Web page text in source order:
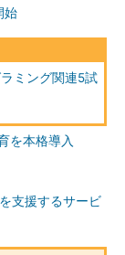
始
ミング関連5試
を本格導入
支援するサービ